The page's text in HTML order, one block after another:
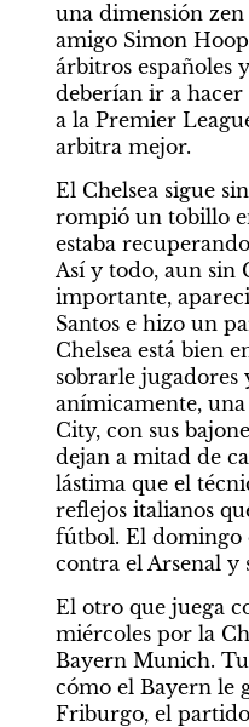
una dimensión
amigo Simon
árbitros españoles
deberían ir a hacer
a la Premier
arbitra mejor.
El Chelsea sigue
rompió un tobillo
estaba
Así y todo, aun sin
importante,
Santos e hizo un
Chelsea está bien
sobrarle jugadores
anímicamente,
City, con sus
dejan a mitad de
lástima que el
reflejos italianos
fútbol. El domingo
contra el Arsenal y
El otro que juega
miércoles por la
Bayern Munich.
cómo el Bayern le
Friburgo, el